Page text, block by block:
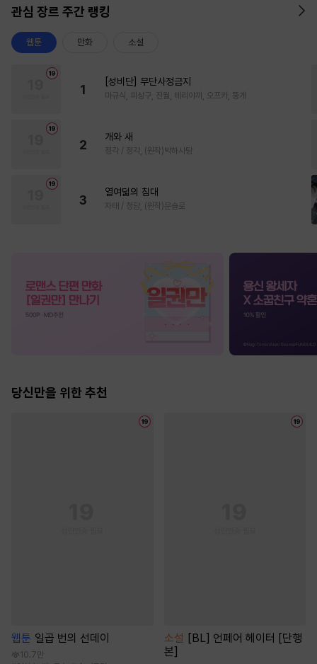
관심 장르 주간 랭킹
웹툰 만화 소설
1
[성비단] 무단사정금지
마규식, 피상구, 진월, 테리야끼, 오프카, 뚱개
2
개와 새
정각 / 정각, (원작)박하사탕
3
열여덟의 침대
자태 / 청담, (원작)문슬로
당신만을 위한 추천
웹툰 일곱 번의 선데이
10.7만
소설 [BL] 언페어 헤이터 [단행
본]